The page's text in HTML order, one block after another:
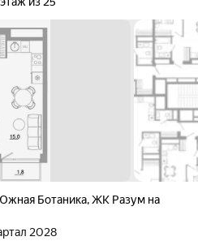
Ботаника,ЖК Разум на
2028